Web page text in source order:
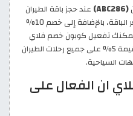
(ABC286)
عند حجز باقة الطيران
+ الفنادق وتمتع بتخفيض 15% سعر الباقة، بالإضافة إلى خصم 10%
يمكنك تفعيل كوبون خصم فلاي
ان طيران (ABC286) لتخفيض فوري بقيمة 5% على جميع رحلات الطيران
السياحية.
ان الفعال على